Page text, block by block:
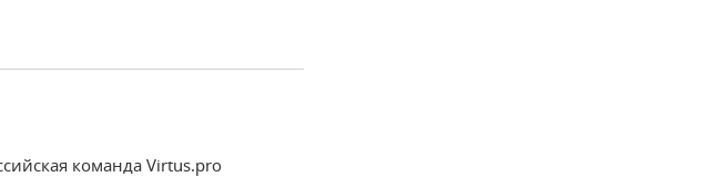
команда Virtus.pro